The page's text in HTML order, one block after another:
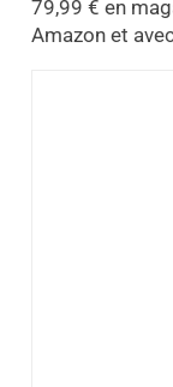
79,99 € en
Amazon et